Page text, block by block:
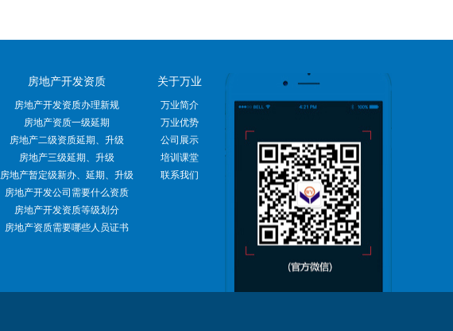
房地产开发资质
房地产开发资质办理新规
房地产资质一级延期
房地产二级资质延期、升级
房地产三级延期、升级
房地产暂定级新办、延期、升级
房地产开发公司需要什么资质
房地产开发资质等级划分
房地产资质需要哪些人员证书
关于万业
万业简介
万业优势
公司展示
培训课堂
联系我们